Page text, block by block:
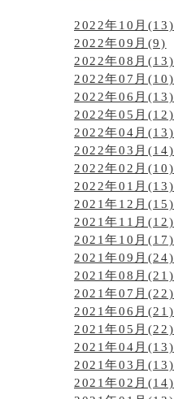
2022年10月(13)
2022年09月(9)
2022年08月(13)
2022年07月(10)
2022年06月(13)
2022年05月(12)
2022年04月(13)
2022年03月(14)
2022年02月(10)
2022年01月(13)
2021年12月(15)
2021年11月(12)
2021年10月(17)
2021年09月(24)
2021年08月(21)
2021年07月(22)
2021年06月(21)
2021年05月(22)
2021年04月(13)
2021年03月(13)
2021年02月(14)